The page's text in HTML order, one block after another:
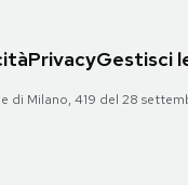
PrivacyGestisci
di Milano, 419 del 28